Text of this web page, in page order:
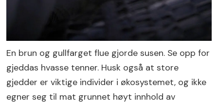
En brun og gullfarget flue gjorde susen. Se opp for
gjeddas hvasse tenner. Husk også at store
gjedder er viktige individer i økosystemet, og ikke
egner seg til mat grunnet høyt innhold av